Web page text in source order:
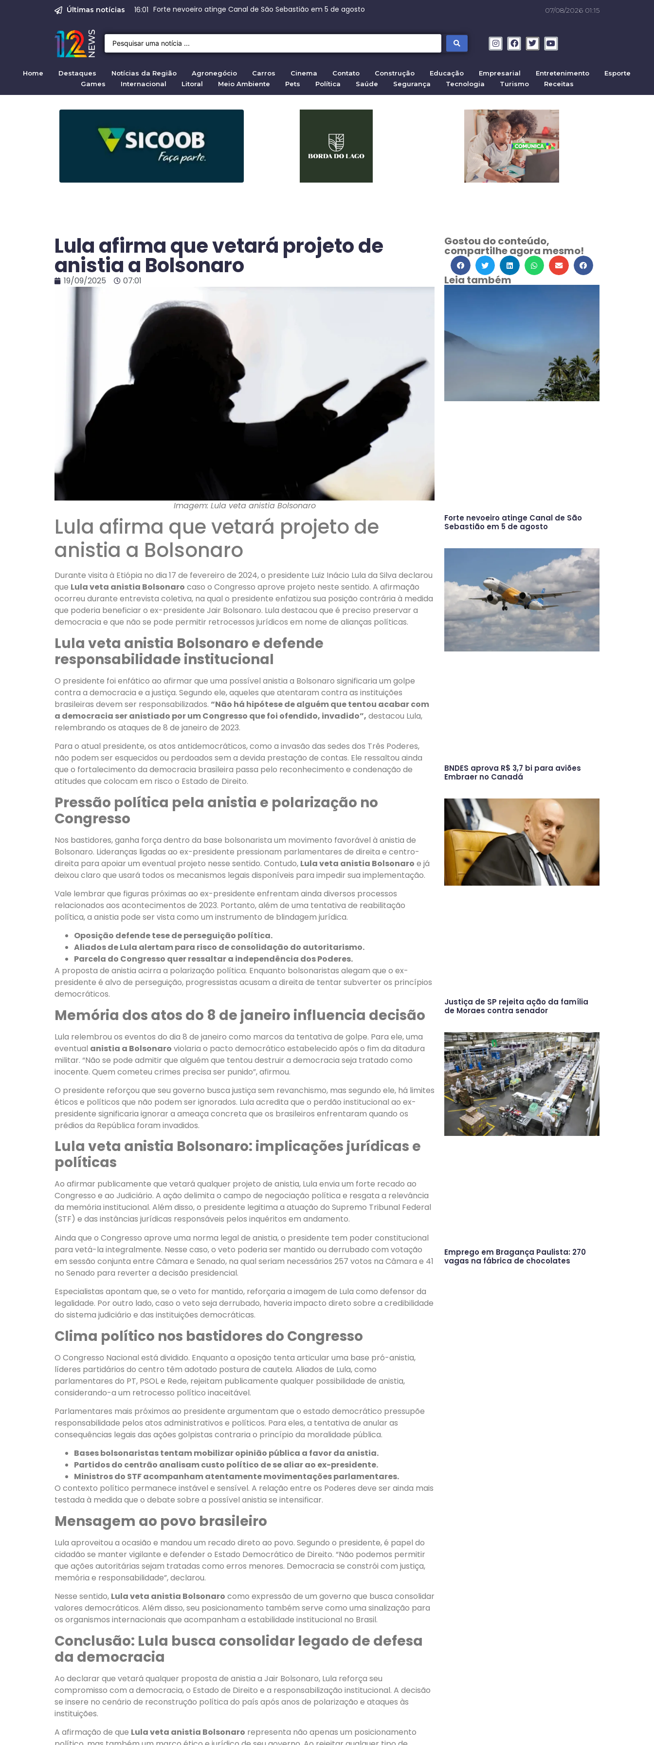
Últimas notícias 08:00 BNDES aprova R$ 3,7 bi para
Justiça de SP rejeita ação da família de Moraes contra senador
Emprego em Bragança Paulista: 270 vagas na fábrica de chocolates
Empregos em Bragança Paulista: 270 vagas na fábrica de chocolates
Crise migratória em Ceuta: 72.000 entram da Marrocos em 2026 07/08/2026 01:15
Home Destaques Notícias da Região Agronegócio Carros Cinema Contato Construção Educação Empresarial Entretenimento
Esporte
Games
Internacional Litoral Meio Ambiente Pets Política Saúde Segurança Tecnologia Turismo Receitas
Lula afirma que vetará projeto de
anistia a Bolsonaro
19/09/2025 07:01
Imagem: Lula veta anistia Bolsonaro
Lula afirma que vetará projeto de
anistia a Bolsonaro
Durante visita à Etiópia no dia 17 de fevereiro de 2024, o presidente Luiz Inácio Lula da Silva declarou
que Lula veta anistia Bolsonaro caso o Congresso aprove projeto neste sentido. A afirmação
ocorreu durante entrevista coletiva, na qual o presidente enfatizou sua posição contrária à medida
que poderia beneficiar o ex-presidente Jair Bolsonaro. Lula destacou que é preciso preservar a
democracia e que não se pode permitir retrocessos jurídicos em nome de alianças políticas.
Lula veta anistia Bolsonaro e defende
responsabilidade institucional
O presidente foi enfático ao afirmar que uma possível anistia a Bolsonaro significaria um golpe
contra a democracia e a justiça. Segundo ele, aqueles que atentaram contra as instituições
brasileiras devem ser responsabilizados. “Não há hipótese de alguém que tentou acabar com
a democracia ser anistiado por um Congresso que foi ofendido, invadido”, destacou Lula,
relembrando os ataques de 8 de janeiro de 2023.
Para o atual presidente, os atos antidemocráticos, como a invasão das sedes dos Três Poderes,
não podem ser esquecidos ou perdoados sem a devida prestação de contas. Ele ressaltou ainda
que o fortalecimento da democracia brasileira passa pelo reconhecimento e condenação de
atitudes que colocam em risco o Estado de Direito.
Pressão política pela anistia e polarização no
Congresso
Nos bastidores, ganha força dentro da base bolsonarista um movimento favorável à anistia de
Bolsonaro. Lideranças ligadas ao ex-presidente pressionam parlamentares de direita e centro-
direita para apoiar um eventual projeto nesse sentido. Contudo, Lula veta anistia Bolsonaro e já
deixou claro que usará todos os mecanismos legais disponíveis para impedir sua implementação.
Vale lembrar que figuras próximas ao ex-presidente enfrentam ainda diversos processos
relacionados aos acontecimentos de 2023. Portanto, além de uma tentativa de reabilitação
política, a anistia pode ser vista como um instrumento de blindagem jurídica.
Oposição defende tese de perseguição política.
Aliados de Lula alertam para risco de consolidação do autoritarismo.
Parcela do Congresso quer ressaltar a independência dos Poderes.
A proposta de anistia acirra a polarização política. Enquanto bolsonaristas alegam que o ex-
presidente é alvo de perseguição, progressistas acusam a direita de tentar subverter os princípios
democráticos.
Memória dos atos do 8 de janeiro influencia decisão
Lula relembrou os eventos do dia 8 de janeiro como marcos da tentativa de golpe. Para ele, uma
eventual anistia a Bolsonaro violaria o pacto democrático estabelecido após o fim da ditadura
militar. “Não se pode admitir que alguém que tentou destruir a democracia seja tratado como
inocente. Quem cometeu crimes precisa ser punido”, afirmou.
O presidente reforçou que seu governo busca justiça sem revanchismo, mas segundo ele, há limites
éticos e políticos que não podem ser ignorados. Lula acredita que o perdão institucional ao ex-
presidente significaria ignorar a ameaça concreta que os brasileiros enfrentaram quando os
prédios da República foram invadidos.
Lula veta anistia Bolsonaro: implicações jurídicas e
políticas
Ao afirmar publicamente que vetará qualquer projeto de anistia, Lula envia um forte recado ao
Congresso e ao Judiciário. A ação delimita o campo de negociação política e resgata a relevância
da memória institucional. Além disso, o presidente legitima a atuação do Supremo Tribunal Federal
(STF) e das instâncias jurídicas responsáveis pelos inquéritos em andamento.
Ainda que o Congresso aprove uma norma legal de anistia, o presidente tem poder constitucional
para vetá-la integralmente. Nesse caso, o veto poderia ser mantido ou derrubado com votação
em sessão conjunta entre Câmara e Senado, na qual seriam necessários 257 votos na Câmara e 41
no Senado para reverter a decisão presidencial.
Especialistas apontam que, se o veto for mantido, reforçaria a imagem de Lula como defensor da
legalidade. Por outro lado, caso o veto seja derrubado, haveria impacto direto sobre a credibilidade
do sistema judiciário e das instituições democráticas.
Clima político nos bastidores do Congresso
O Congresso Nacional está dividido. Enquanto a oposição tenta articular uma base pró-anistia,
líderes partidários do centro têm adotado postura de cautela. Aliados de Lula, como
parlamentares do PT, PSOL e Rede, rejeitam publicamente qualquer possibilidade de anistia,
considerando-a um retrocesso político inaceitável.
Parlamentares mais próximos ao presidente argumentam que o estado democrático pressupõe
responsabilidade pelos atos administrativos e políticos. Para eles, a tentativa de anular as
consequências legais das ações golpistas contraria o princípio da moralidade pública.
Bases bolsonaristas tentam mobilizar opinião pública a favor da anistia.
Partidos do centrão analisam custo político de se aliar ao ex-presidente.
Ministros do STF acompanham atentamente movimentações parlamentares.
O contexto político permanece instável e sensível. A relação entre os Poderes deve ser ainda mais
testada à medida que o debate sobre a possível anistia se intensificar.
Mensagem ao povo brasileiro
Lula aproveitou a ocasião e mandou um recado direto ao povo. Segundo o presidente, é papel do
cidadão se manter vigilante e defender o Estado Democrático de Direito. “Não podemos permitir
que ações autoritárias sejam tratadas como erros menores. Democracia se constrói com justiça,
memória e responsabilidade”, declarou.
Nesse sentido, Lula veta anistia Bolsonaro como expressão de um governo que busca consolidar
valores democráticos. Além disso, seu posicionamento também serve como uma sinalização para
os organismos internacionais que acompanham a estabilidade institucional no Brasil.
Conclusão: Lula busca consolidar legado de defesa
da democracia
Ao declarar que vetará qualquer proposta de anistia a Jair Bolsonaro, Lula reforça seu
compromisso com a democracia, o Estado de Direito e a responsabilização institucional. A decisão
se insere no cenário de reconstrução política do país após anos de polarização e ataques às
instituições.
A afirmação de que Lula veta anistia Bolsonaro representa não apenas um posicionamento
Gostou do conteúdo,
compartilhe agora mesmo!
Leia também
Forte nevoeiro atinge Canal de São
Sebastião em 5 de agosto
BNDES aprova R$ 3,7 bi para aviões
Embraer no Canadá
Justiça de SP rejeita ação da família
de Moraes contra senador
Emprego em Bragança Paulista: 270
vagas na fábrica de chocolates